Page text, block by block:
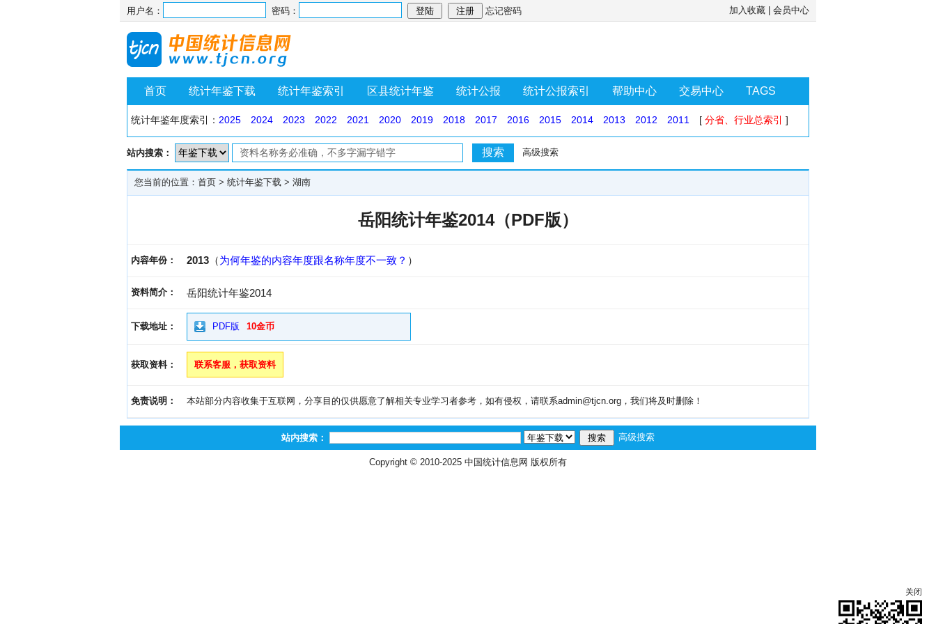
用户名： 密码： 忘记密码 加入收藏 会员中心
首页 统计年鉴下载 统计年鉴索引 区县统计年鉴 统计公报 统计公报索引 帮助中心 交易中心 TAGS
统计年鉴年度索引： 2025 2024 2023 2022 2021 2020 2019 2018 2017 2016 2015 2014 2013 2012 2011 [ 分省、行业总索引 ]
站内搜索： 高级搜索
您当前的位置： 首页 > 统计年鉴下载 > 湖南
岳阳统计年鉴2014（PDF版）
内容年份： 2013 （为何年鉴的内容年度跟名称年度不一致？ ）
资料简介： 岳阳统计年鉴2014
下载地址： PDF版 10金币
获取资料： 联系客服，获取资料
免责说明： 本站部分内容收集于互联网，分享目的仅供愿意了解相关专业学习者参考，如有侵权，请联系admin@tjcn.org，我们将及时删除！
站内搜索： 高级搜索
Copyright © 2010-2025 中国统计信息网 版权所有
关闭